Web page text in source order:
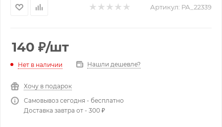
Артикул: PA_22339
140 ₽/шт
Нет в наличии Нашли дешевле?
Хочу в подарок
Самовывоз сегодня - бесплатно
Доставка завтра от - 300 ₽